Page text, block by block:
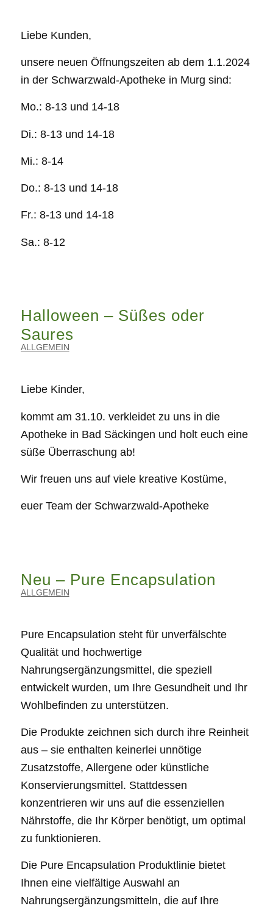
Liebe Kunden,
unsere neuen Öffnungszeiten ab dem 1.1.2024
in der Schwarzwald-Apotheke in Murg sind:
Mo.: 8-13 und 14-18
Di.: 8-13 und 14-18
Mi.: 8-14
Do.: 8-13 und 14-18
Fr.: 8-13 und 14-18
Sa.: 8-12
Halloween – Süßes oder
Saures
ALLGEMEIN
Liebe Kinder,
kommt am 31.10. verkleidet zu uns in die
Apotheke in Bad Säckingen und holt euch eine
süße Überraschung ab!
Wir freuen uns auf viele kreative Kostüme,
euer Team der Schwarzwald-Apotheke
Neu – Pure Encapsulation
ALLGEMEIN
Pure Encapsulation steht für unverfälschte
Qualität und hochwertige
Nahrungsergänzungsmittel, die speziell
entwickelt wurden, um Ihre Gesundheit und Ihr
Wohlbefinden zu unterstützen.
Die Produkte zeichnen sich durch ihre Reinheit
aus – sie enthalten keinerlei unnötige
Zusatzstoffe, Allergene oder künstliche
Konservierungsmittel. Stattdessen
konzentrieren wir uns auf die essenziellen
Nährstoffe, die Ihr Körper benötigt, um optimal
zu funktionieren.
Die Pure Encapsulation Produktlinie bietet
Ihnen eine vielfältige Auswahl an
Nahrungsergänzungsmitteln, die auf Ihre